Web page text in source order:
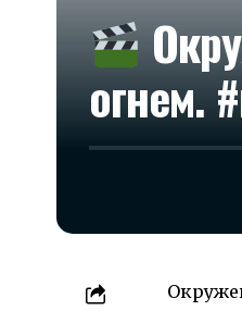
огнем.